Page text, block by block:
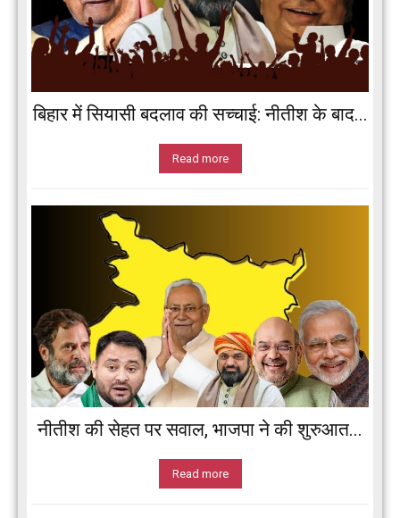
बिहार में सियासी बदलाव की सच्चाई: नीतीश के बाद...
Read more
नीतीश की सेहत पर सवाल, भाजपा ने की शुरुआत...
Read more